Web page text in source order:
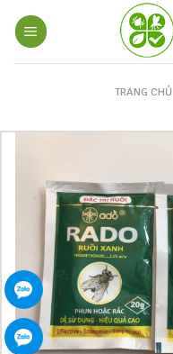
TRANG CHỦ